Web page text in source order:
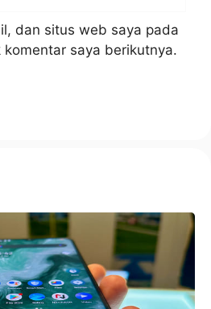
dan situs web saya pada
saya berikutnya.